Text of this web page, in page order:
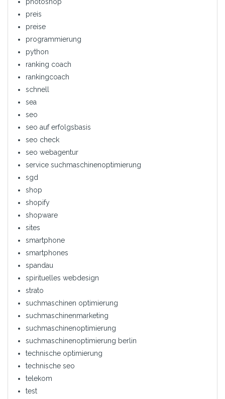
preis
preise
programmierung
python
ranking coach
rankingcoach
schnell
sea
seo
seo auf erfolgsbasis
seo check
seo webagentur
service suchmaschinenoptimierung
sgd
shop
shopify
shopware
sites
smartphone
smartphones
spandau
spirituelles webdesign
strato
suchmaschinen optimierung
suchmaschinenmarketing
suchmaschinenoptimierung
suchmaschinenoptimierung berlin
technische optimierung
technische seo
telekom
test